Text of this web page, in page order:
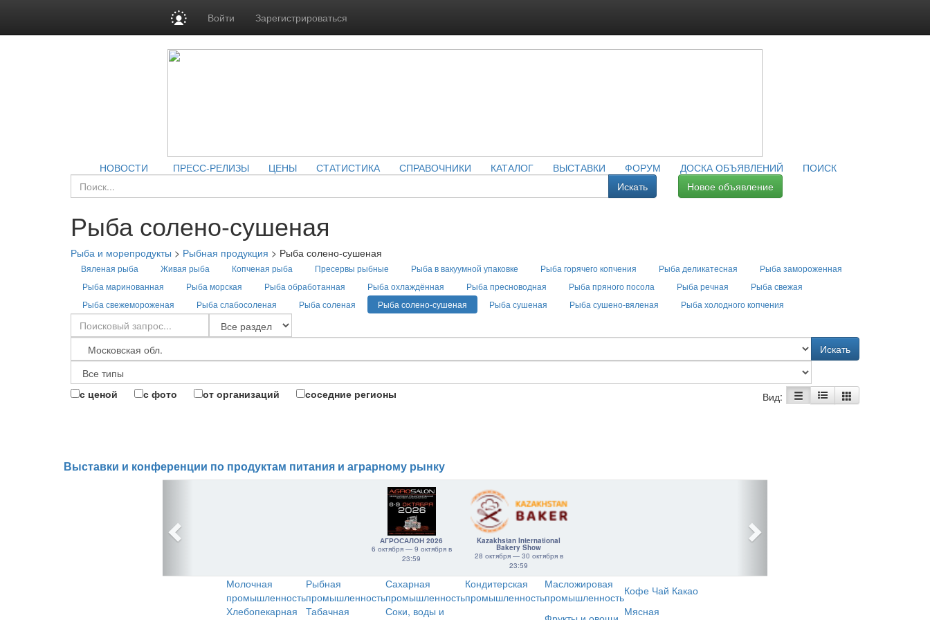
Войти Зарегистрироваться
НОВОСТИ ПРЕСС-РЕЛИЗЫ ЦЕНЫ СТАТИСТИКА СПРАВОЧНИКИ КАТАЛОГ ВЫСТАВКИ ФОРУМ ДОСКА ОБЪЯВЛЕНИЙ
ПОИСК
Искать
Новое объявление
Рыба солено-сушеная
Рыба и морепродукты > Рыбная продукция > Рыба солено-сушеная
Вяленая рыба Живая рыба Копченая рыба Пресервы рыбные Рыба в вакуумной упаковке Рыба горячего копчения Рыба деликатесная
Рыба замороженная
Рыба маринованная
Рыба морская Рыба обработанная Рыба охлаждённая Рыба пресноводная Рыба пряного посола Рыба речная
Рыба свежая
Рыба свежемороженая
Рыба слабосоленая Рыба соленая Рыба солено-сушеная Рыба сушеная Рыба сушено-вяленая Рыба холодного копчения
Искать
с ценой с фото от организаций соседние регионы Вид:
Выставки и конференции по продуктам питания и аграрному рынку
АГРОСАЛОН 2026
6 октября — 9 октября в
23:59
Kazakhstan International
Bakery Show
28 октября — 30 октября в
23:59
Молочная
промышленность
Рыбная
промышленность
Сахарная
промышленность
Кондитерская
промышленность
Масложировая
промышленностьКофе Чай Какао
Хлебопекарная
Табачная
Соки, воды и
Мясная